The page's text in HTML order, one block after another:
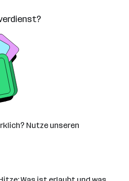
Nutze unseren